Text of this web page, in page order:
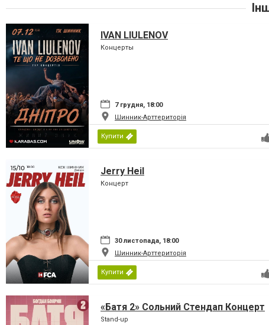
IVAN LIULENOV
Концерты
7 грудня, 18:00
Шинник-Арттериторія
Купити
Jerry Heil
Концерт
30 листопада, 18:00
Шинник-Арттериторія
Купити
«Батя 2» Сольний Стендап Концерт
Stand-up